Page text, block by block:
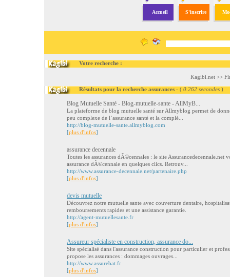
Accueil S'inscrire
Votre recherche :
Kagibi.net>>
Résultats pour la recherche assurances - ( 0.262 secondes )
Blog Mutuelle Santé - Blog-mutuelle-sante - AllMyB...
La plateforme de blog mutuelle santé sur Allmyblog permet de
peu complexe de l’assurance santé et la complé...
http://blog-mutuelle-sante.allmyblog.com
[plus d'infos]
assurance decennale
Toutes les assurances dÃ©cennales : le site Assurancedecennale.net
assurance dÃ©cennale en quelques clics. Retrouv...
http://www.assurance-decennale.net/partenaire.php
[plus d'infos]
devis mutuelle
Découvrez notre mutuelle sante avec couverture dentaire,
remboursements rapides et une assistance garantie.
http://agent-mutuellesante.fr
[plus d'infos]
Assureur spécialiste en construction, assurance do...
Site spécialisé dans l'assurance construction pour particulier et
propose les assurances : dommages ouvrages...
http://www.assurebat.fr
[plus d'infos]